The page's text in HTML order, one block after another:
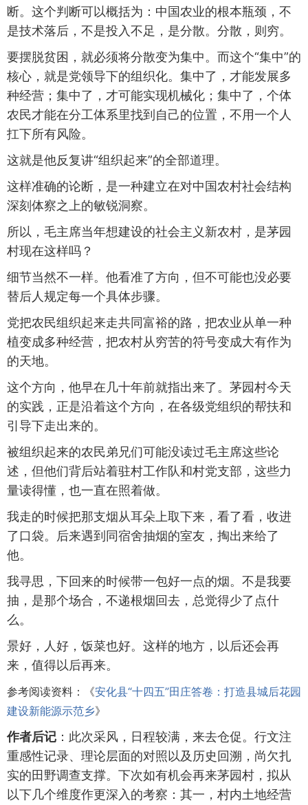
断。这个判断可以概括为：中国农业的根本瓶颈，不
是技术落后，不是投入不足，是分散。分散，则穷。
要摆脱贫困，就必须将分散变为集中。而这个“集中”的
核心，就是党领导下的组织化。集中了，才能发展多
种经营；集中了，才可能实现机械化；集中了，个体
农民才能在分工体系里找到自己的位置，不用一个人
扛下所有风险。
这就是他反复讲“组织起来”的全部道理。
这样准确的论断，是一种建立在对中国农村社会结构
深刻体察之上的敏锐洞察。
所以，毛主席当年想建设的社会主义新农村，是茅园
村现在这样吗？
细节当然不一样。他看准了方向，但不可能也没必要
替后人规定每一个具体步骤。
党把农民组织起来走共同富裕的路，把农业从单一种
植变成多种经营，把农村从穷苦的符号变成大有作为
的天地。
这个方向，他早在几十年前就指出来了。茅园村今天
的实践，正是沿着这个方向，在各级党组织的帮扶和
引导下走出来的。
被组织起来的农民弟兄们可能没读过毛主席这些论
述，但他们背后站着驻村工作队和村党支部，这些力
量读得懂，也一直在照着做。
我走的时候把那支烟从耳朵上取下来，看了看，收进
了口袋。后来遇到同宿舍抽烟的室友，掏出来给了
他。
我寻思，下回来的时候带一包好一点的烟。不是我要
抽，是那个场合，不递根烟回去，总觉得少了点什
么。
景好，人好，饭菜也好。这样的地方，以后还会再
来，值得以后再来。
参考阅读资料：《安化县“十四五”田庄答卷：打造县城后花园
建设新能源示范乡》
作者后记 ：此次采风，日程较满，来去仓促。行文注
重感性记录、理论层面的对照以及历史回溯，尚欠扎
实的田野调查支撑。下次如有机会再来茅园村，拟从
以下几个维度作更深入的考察：其一，村内土地经营